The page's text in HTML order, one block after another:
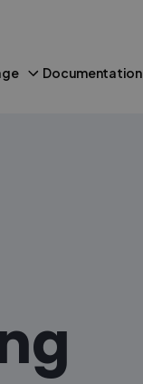
Documentation